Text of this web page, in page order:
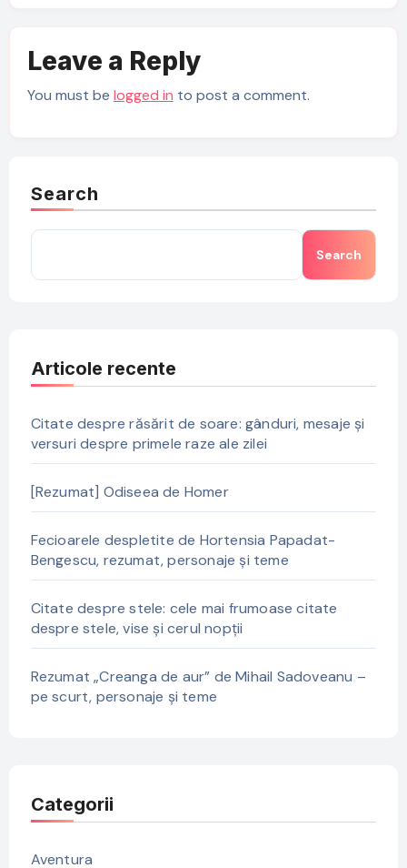
Leave a Reply
You must be logged in to post a comment.
Search
Search
Articole recente
Citate despre răsărit de soare: gânduri, mesaje și
versuri despre primele raze ale zilei
[Rezumat] Odiseea de Homer
Fecioarele despletite de Hortensia Papadat-
Bengescu, rezumat, personaje și teme
Citate despre stele: cele mai frumoase citate
despre stele, vise și cerul nopții
Rezumat „Creanga de aur” de Mihail Sadoveanu –
pe scurt, personaje și teme
Categorii
Aventura